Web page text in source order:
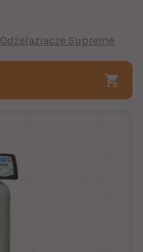
Odżelaziacze Supreme